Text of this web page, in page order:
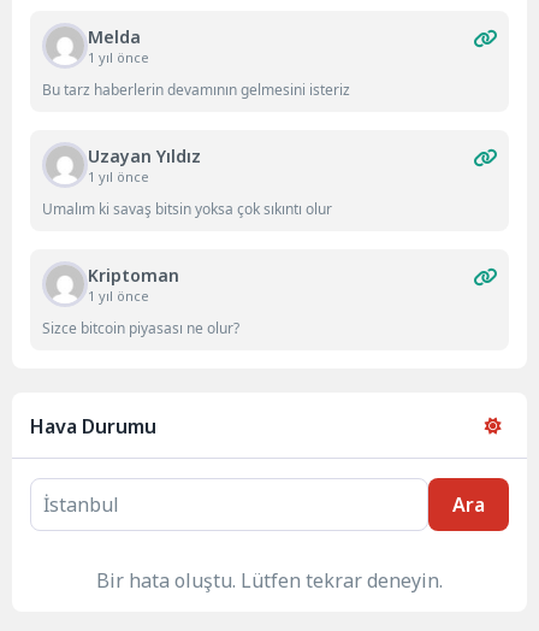
Melda
1 yıl önce
Bu tarz haberlerin devamının gelmesini isteriz
Uzayan Yıldız
1 yıl önce
Umalım ki savaş bitsin yoksa çok sıkıntı olur
Kriptoman
1 yıl önce
Sizce bitcoin piyasası ne olur?
Hava Durumu
Ara
Bir hata oluştu. Lütfen tekrar deneyin.